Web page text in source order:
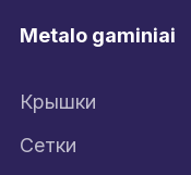
Metalo gaminiai
Крышки
Сетки